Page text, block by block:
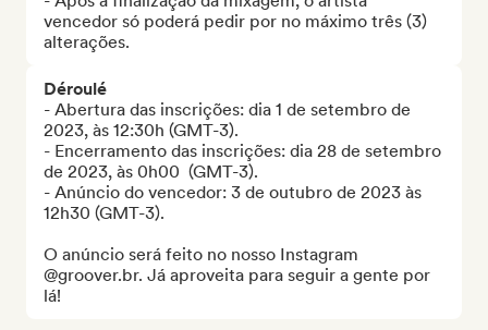
vencedor só poderá pedir por no máximo três (3)
alterações.
Déroulé
- Abertura das inscrições: dia 1 de setembro de
2023, às 12:30h (GMT-3).
- Encerramento das inscrições: dia 28 de setembro
de 2023, às 0h00  (GMT-3).
- Anúncio do vencedor: 3 de outubro de 2023 às
12h30 (GMT-3).
O anúncio será feito no nosso Instagram
@groover.br. Já aproveita para seguir a gente por
lá!